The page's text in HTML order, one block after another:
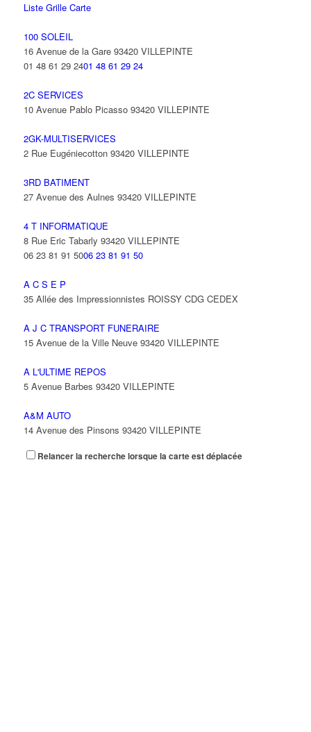
Liste Grille Carte
100 SOLEIL
16 Avenue de la Gare 93420 VILLEPINTE
01 48 61 29 2401 48 61 29 24
2C SERVICES
10 Avenue Pablo Picasso 93420 VILLEPINTE
2GK-MULTISERVICES
2 Rue Eugéniecotton 93420 VILLEPINTE
3RD BATIMENT
27 Avenue des Aulnes 93420 VILLEPINTE
4 T INFORMATIQUE
8 Rue Eric Tabarly 93420 VILLEPINTE
06 23 81 91 5006 23 81 91 50
A C S E P
35 Allée des Impressionnistes ROISSY CDG CEDEX
A J C TRANSPORT FUNERAIRE
15 Avenue de la Ville Neuve 93420 VILLEPINTE
A L'ULTIME REPOS
5 Avenue Barbes 93420 VILLEPINTE
A&M AUTO
14 Avenue des Pinsons 93420 VILLEPINTE
A&N EXPORTS LTD
Relancer la recherche lorsque la carte est déplacée